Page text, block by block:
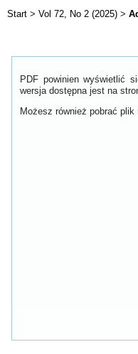
Start > Vol 72, No 2 (2025) >
PDF powinien wyświetlić
wersja dostępna jest na
Możesz również pobrać